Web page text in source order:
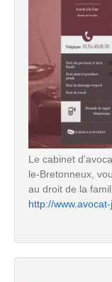
Le cabinet
le-Bretonneux,
au droit de la
http://